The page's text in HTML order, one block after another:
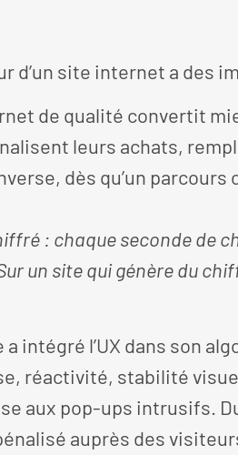
d’un site internet a des
de qualité convertit
leurs achats,
dès qu’un parcours
: chaque seconde de
un site qui génère du
a intégré l’UX dans son
réactivité, stabilité
aux pop-ups intrusifs.
auprès des